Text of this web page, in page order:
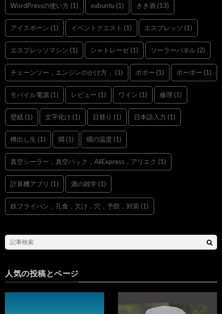
WordPressの使い方 (1) xubuntu (1) きき酒 (13)
アイスボーン (1) イベントクエスト (1) エスプレッソ (1)
エスプレッソマシン (1) シャトレーゼ (1) ソーラーパネル (2)
チェーンソー，エンジンのかけ方， (1) ポポー (1) ポーポー (1)
モバイル電源 (1) レビュー (1) ワイン (1) 修理 (1)
壁紙 (1) 文字化け (1) 日替り (1) 日本語入力 (1)
樽出し生 (1) 燗 (1) 燗の温度 (1)
真空シーラー，真空パック，AliExpress，アリエク (1)
計算機アプリ (1) 酒の雑学 (1)
鉄フライパン，孔食，欠け，穴，予防，対策 (1)
人気の投稿とページ